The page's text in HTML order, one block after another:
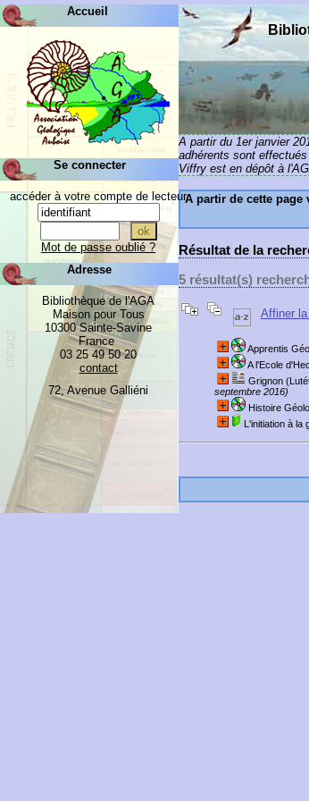
A partir du 1er janvier
adhérents sont
Viffry est en dépôt à
A partir de cette page
Résultat de la
5 résultat(s)
Affiner
Apprentis
A l'Ecole
Grignon
septembre 2016)
Histoire
L'initiation à
Accueil
Se connecter
accéder à votre compte de lecteur
Mot de passe oublié ?
Adresse
Bibliothèque de l'AGA
Maison pour Tous
10300 Sainte-Savine
France
03 25 49 50 20
contact
72, Avenue Galliéni